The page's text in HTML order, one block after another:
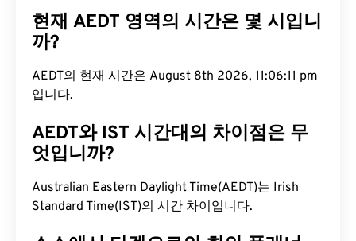
현재 AEDT 영역의 시간은 몇 시입니
까?
AEDT의 현재 시간은 August 8th 2026, 11:06:12 pm
입니다.
AEDT와 IST 시간대의 차이점은 무
엇입니까?
Australian Eastern Daylight Time(AEDT)는 Irish
Standard Time(IST)의 시간 차이입니다.